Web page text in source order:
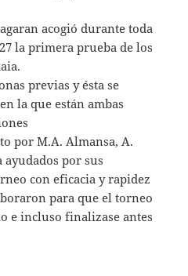
acogió durante toda
la primera prueba de los
previas y ésta se
la que están ambas
por M.A. Almansa, A.
por sus
con eficacia y rapidez
para que el torneo
e incluso finalizase antes